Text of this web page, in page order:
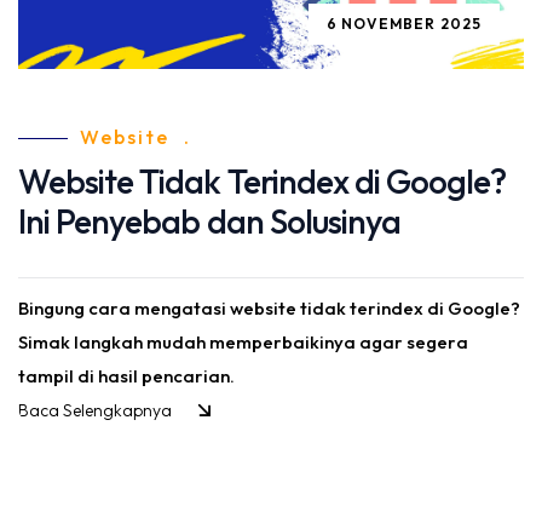
6 NOVEMBER 2025
Website .
Website Tidak Terindex di Google?
Ini Penyebab dan Solusinya
Bingung cara mengatasi website tidak terindex di Google?
Simak langkah mudah memperbaikinya agar segera
tampil di hasil pencarian.
Baca Selengkapnya